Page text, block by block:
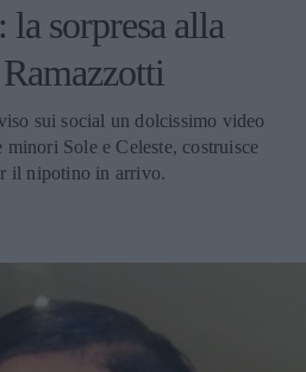
la sorpresa alla
sui social un dolcissimo video
Sole e Celeste, costruisce
il nipotino in arrivo.